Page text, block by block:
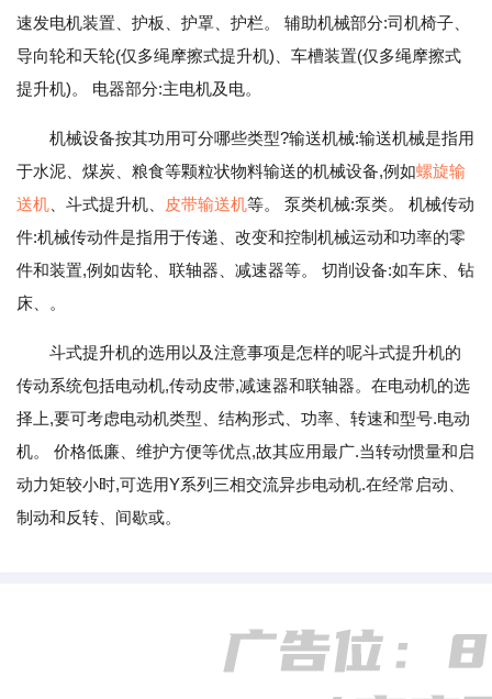
速发电机装置、护板、护罩、护栏。 辅助机械部分:司机椅子、
导向轮和天轮(仅多绳摩擦式提升机)、车槽装置(仅多绳摩擦式
提升机)。 电器部分:主电机及电。
机械设备按其功用可分哪些类型?输送机械:输送机械是指用
于水泥、煤炭、粮食等颗粒状物料输送的机械设备,例如螺旋输
送机 、斗式提升机、 皮带输送机等。 泵类机械:泵类。 机械传动
件:机械传动件是指用于传递、改变和控制机械运动和功率的零
件和装置,例如齿轮、联轴器、减速器等。 切削设备:如车床、钻
床、。
斗式提升机的选用以及注意事项是怎样的呢斗式提升机的
传动系统包括电动机,传动皮带,减速器和联轴器。在电动机的选
择上,要可考虑电动机类型、结构形式、功率、转速和型号.电动
机。 价格低廉、维护方便等优点,故其应用最广.当转动惯量和启
动力矩较小时,可选用Y系列三相交流异步电动机.在经常启动、
制动和反转、间歇或。